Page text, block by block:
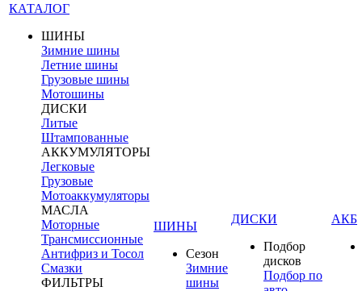
КАТАЛОГ
ШИНЫ
Зимние шины
Летние шины
Грузовые шины
Мотошины
ДИСКИ
Литые
Штампованные
АККУМУЛЯТОРЫ
Легковые
Грузовые
Мотоаккумуляторы
МАСЛА
Моторные
Трансмиссионные
Антифриз и Тосол
Смазки
ФИЛЬТРЫ
ШИНЫ
Сезон
Зимние
шины
ДИСКИ
Подбор
дисков
Подбор по
АКБ